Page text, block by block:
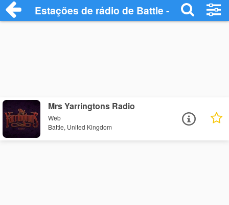
Estações de rádio de Battle - Ouça
Mrs Yarringtons Radio
Web
Battle, United Kingdom